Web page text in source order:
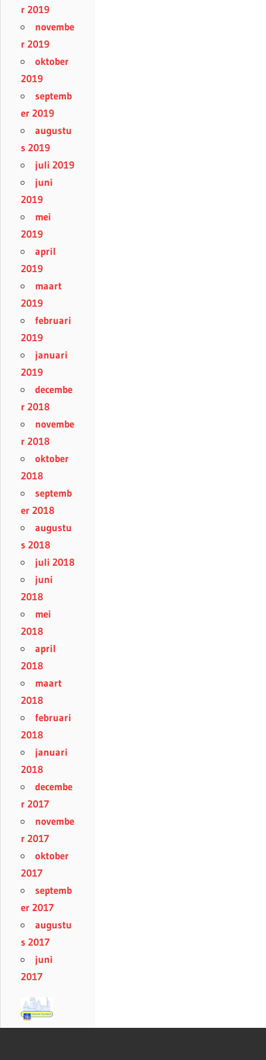
r 2019
novembe
r 2019
oktober
2019
septemb
er 2019
augustu
s 2019
juli 2019
juni
2019
mei
2019
april
2019
maart
2019
februari
2019
januari
2019
decembe
r 2018
novembe
r 2018
oktober
2018
septemb
er 2018
augustu
s 2018
juli 2018
juni
2018
mei
2018
april
2018
maart
2018
februari
2018
januari
2018
decembe
r 2017
novembe
r 2017
oktober
2017
septemb
er 2017
augustu
s 2017
juni
2017